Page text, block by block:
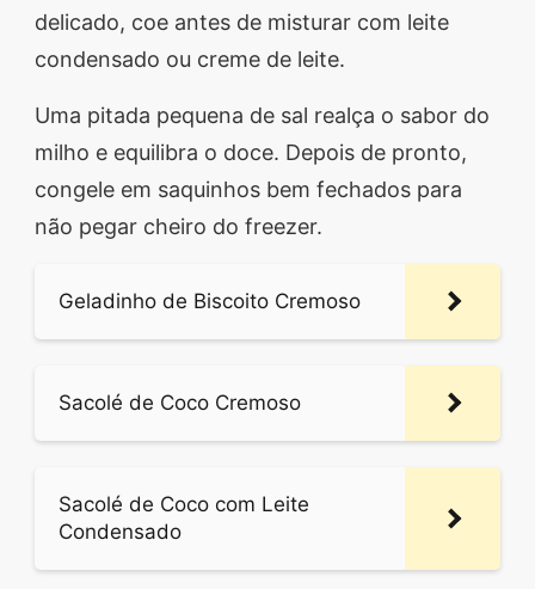
delicado, coe antes de misturar com leite
condensado ou creme de leite.
Uma pitada pequena de sal realça o sabor do
milho e equilibra o doce. Depois de pronto,
congele em saquinhos bem fechados para
não pegar cheiro do freezer.
Geladinho de Biscoito Cremoso
Sacolé de Coco Cremoso
Sacolé de Coco com Leite
Condensado